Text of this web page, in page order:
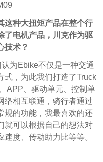
这种大扭矩产品在整个行
了电机产品，川克作为驱
技术？
为Ebike不仅是一种交通
式，为此我们打造了Truck
APP、驱动单元、控制单
络相互联通，骑行者通过
规的功能，我最喜欢的还
就可以根据自己的想法对
度、传动助力比等等。